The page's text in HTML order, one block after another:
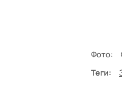
Фото:
Теги: